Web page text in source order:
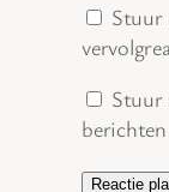
Stuur
Stuur